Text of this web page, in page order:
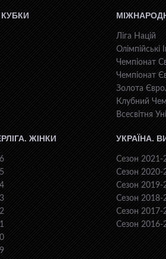
Ліга Націй
Олімпійські
Чемпіонат
Чемпіонат
Золота
Клубний
Всесвiтня
ЖІНКИ УКРАЇНА.
Сезон 2021-
Сезон 2020-
Сезон 2019-
Сезон 2018-
Сезон 2017-
Сезон 2016-